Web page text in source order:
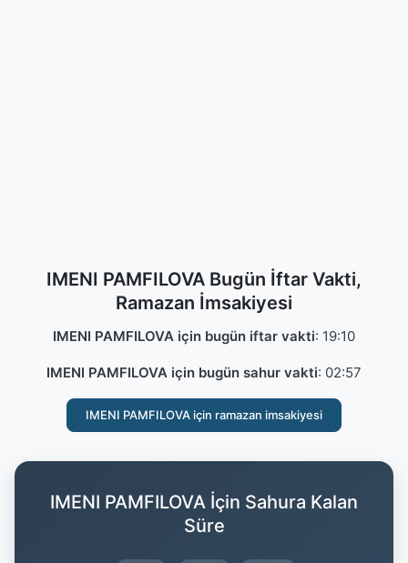
IMENI PAMFILOVA Bugün İftar Vakti,
Ramazan İmsakiyesi
IMENI PAMFILOVA için bugün iftar vakti: 19:10
IMENI PAMFILOVA için bugün sahur vakti: 02:57
IMENI PAMFILOVA için ramazan imsakiyesi
IMENI PAMFILOVA İçin Sahura Kalan
Süre